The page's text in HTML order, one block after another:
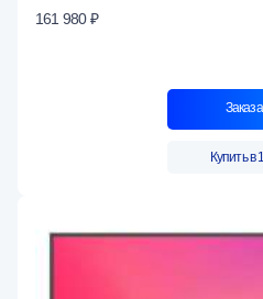
161 980 ₽
Купить в